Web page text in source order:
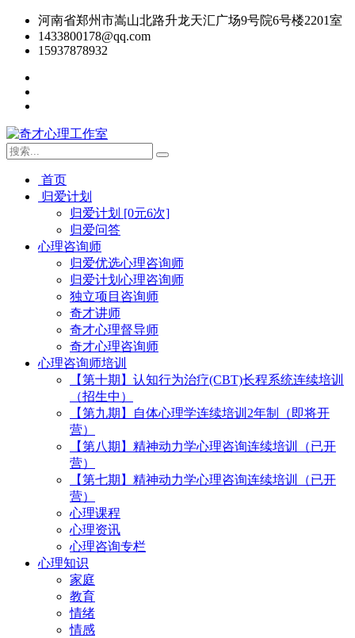
河南省郑州市嵩山北路升龙天汇广场9号院6号楼2201室
1433800178@qq.com
15937878932
首页
归爱计划
归爱计划 [0元6次]
归爱问答
心理咨询师
归爱优选心理咨询师
归爱计划心理咨询师
独立项目咨询师
奇才讲师
奇才心理督导师
奇才心理咨询师
心理咨询师培训
【第十期】认知行为治疗(CBT)长程系统连续培训
（招生中）
【第九期】自体心理学连续培训2年制（即将开
营）
【第八期】精神动力学心理咨询连续培训（已开
营）
【第七期】精神动力学心理咨询连续培训（已开
营）
心理课程
心理资讯
心理咨询专栏
心理知识
家庭
教育
情绪
情感